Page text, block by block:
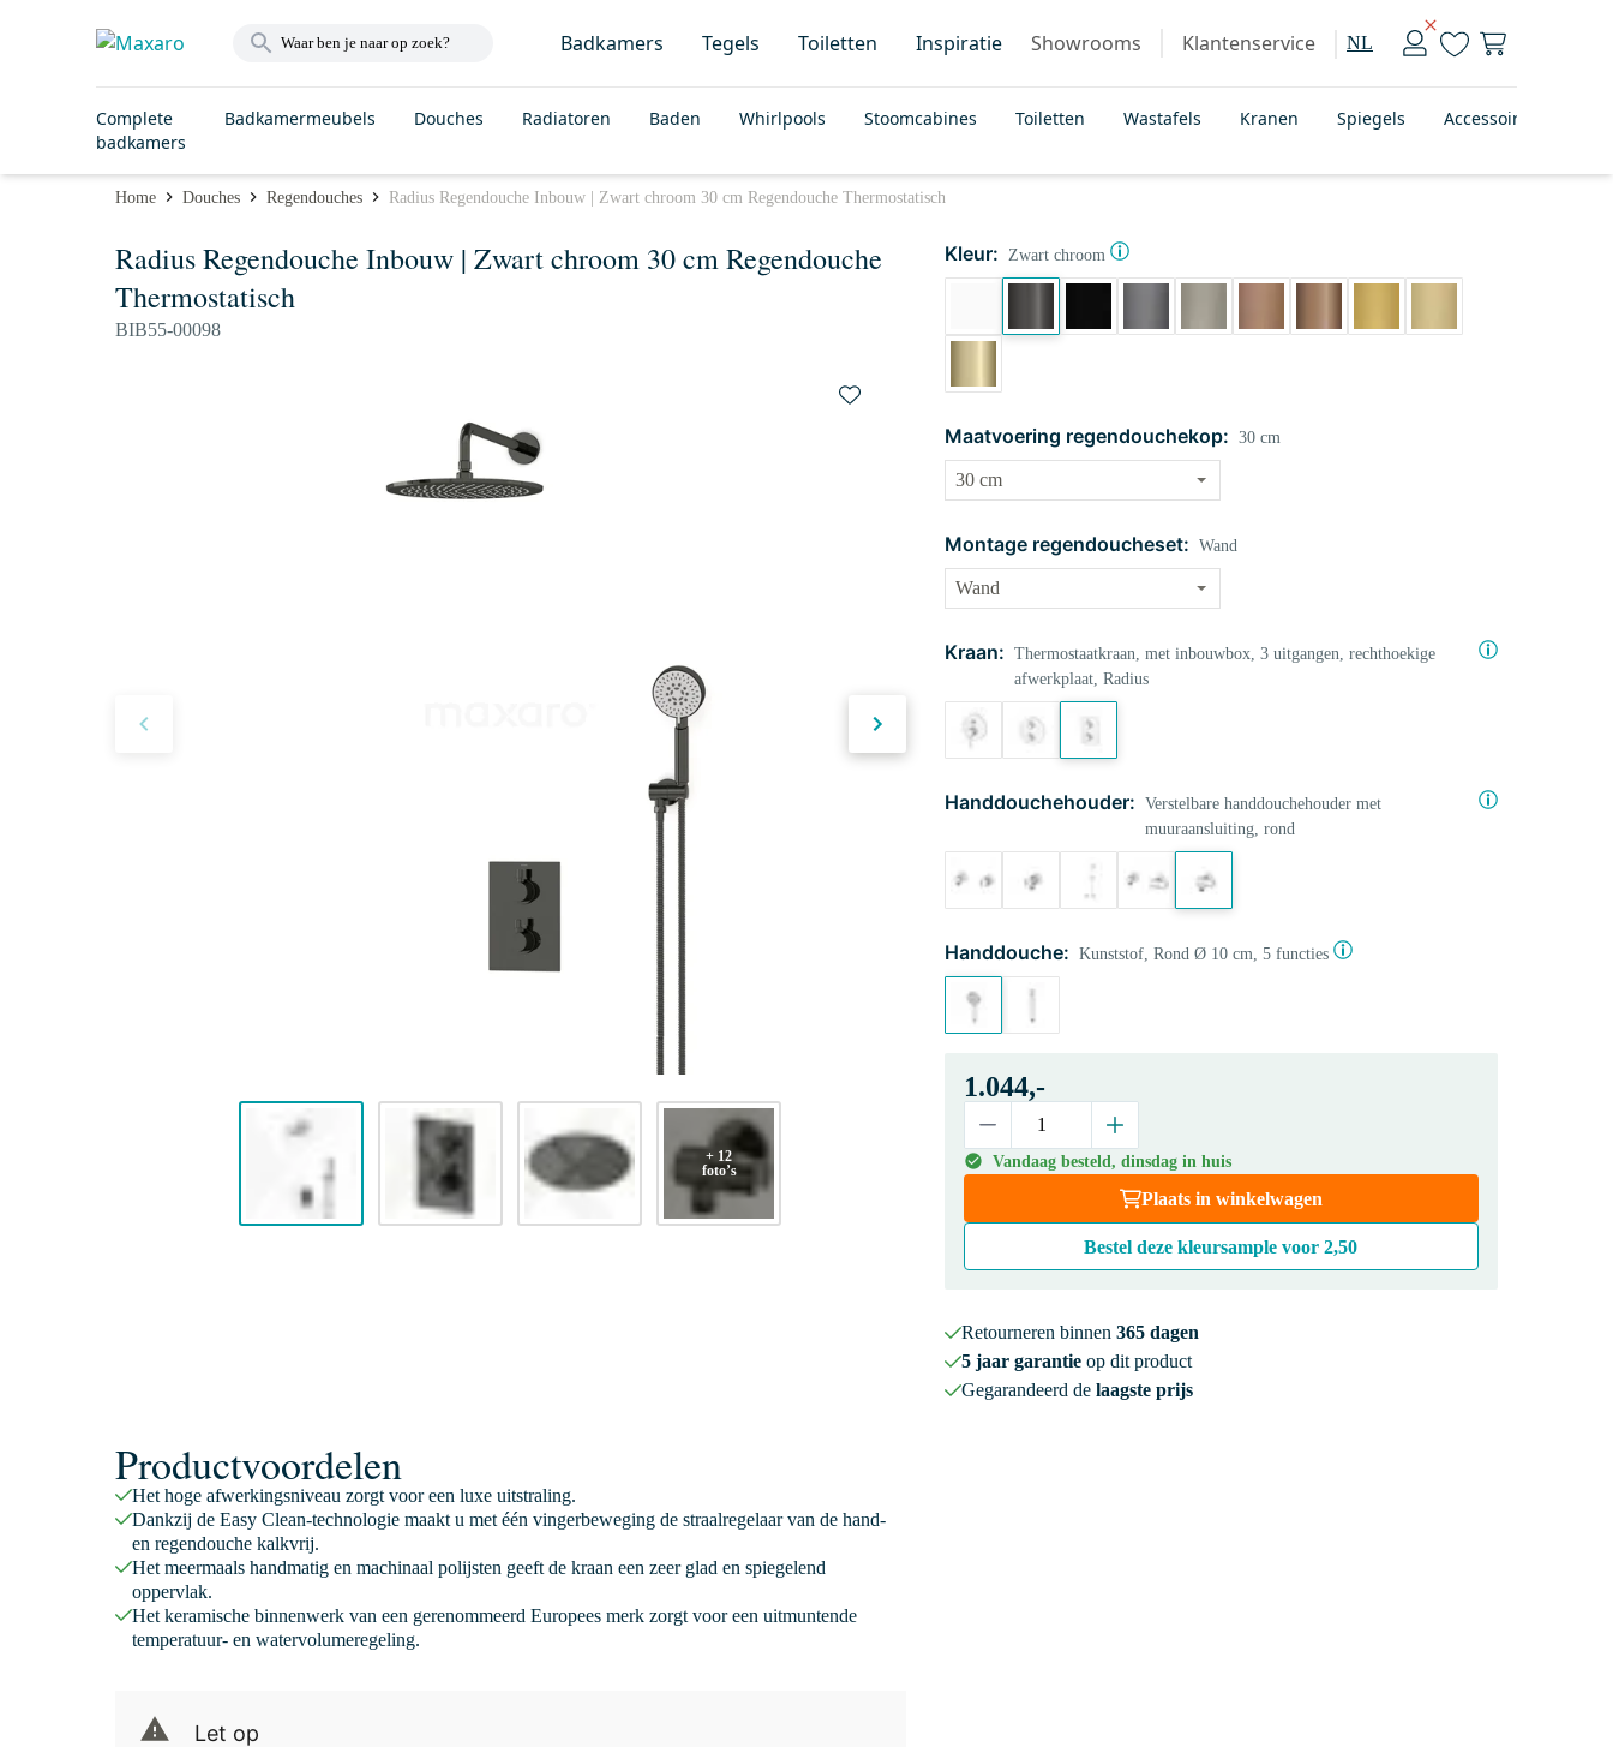
Badkamers Tegels Toiletten Inspiratie Showrooms Klantenservice NL
Complete
badkamers
Badkamermeubels Douches Radiatoren Baden Whirlpools Stoomcabines Toiletten Wastafels Kranen Spiegels Accessoires
Home Douches Regendouches Radius Regendouche Inbouw | Zwart chroom 30 cm Regendouche Thermostatisch
Radius Regendouche Inbouw | Zwart chroom 30 cm Regendouche
Thermostatisch
BIB55-00098
+ 12
foto’s
Kleur: Zwart chroom
Maatvoering regendouchekop: 30 cm
Montage regendoucheset: Wand
Kraan: Thermostaatkraan, met inbouwbox, 3 uitgangen, rechthoekige
afwerkplaat, Radius
Handdouchehouder: Verstelbare handdouchehouder met
muuraansluiting, rond
Handdouche: Kunststof, Rond Ø 10 cm, 5 functies
1.044,-
Vandaag besteld, dinsdag in huis
Plaats in winkelwagen
Bestel deze kleursample voor2,50
Retourneren binnen 365 dagen
5 jaar garantieop dit product
Gegarandeerd de laagste prijs
Productvoordelen
Het hoge afwerkingsniveau zorgt voor een luxe uitstraling.
Dankzij de Easy Clean-technologie maakt u met één vingerbeweging de straalregelaar van de hand-
en regendouche kalkvrij.
Het meermaals handmatig en machinaal polijsten geeft de kraan een zeer glad en spiegelend
oppervlak.
Het keramische binnenwerk van een gerenommeerd Europees merk zorgt voor een uitmuntende
temperatuur- en watervolumeregeling.
Let op